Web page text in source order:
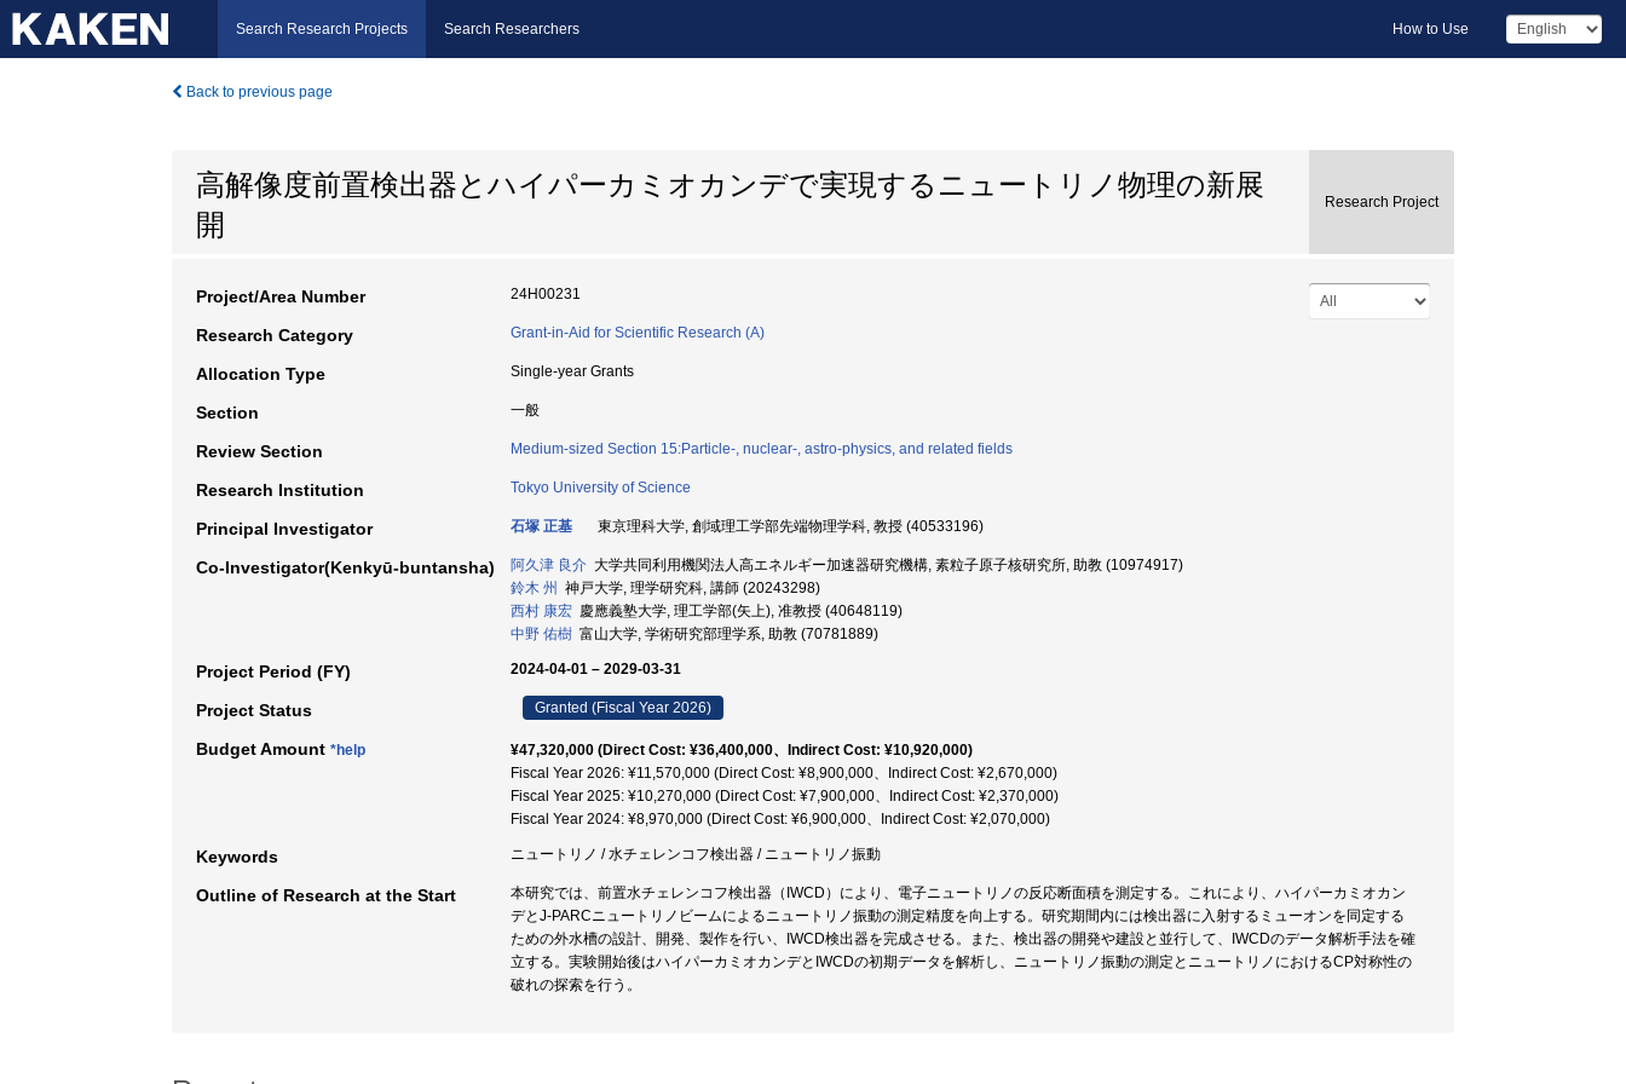
Search Research Projects Search Researchers How to Use
Back to previous page
高解像度前置検出器とハイパーカミオカンデで実現するニュートリノ物理の新展
開
Research Project
Project/Area Number 24H00231
Research Category Grant-in-Aid for Scientific Research (A)
Allocation Type Single-year Grants
Section 一般
Review Section Medium-sized Section 15:Particle-, nuclear-, astro-physics, and related fields
Research Institution Tokyo University of Science
Principal Investigator 石塚 正基 東京理科大学, 創域理工学部先端物理学科, 教授 (40533196)
Co-Investigator(Kenkyū-buntansha) 阿久津 良介 大学共同利用機関法人高エネルギー加速器研究機構, 素粒子原子核研究所, 助教 (10974917)
鈴木 州 神戸大学, 理学研究科, 講師 (20243298)
西村 康宏 慶應義塾大学, 理工学部(矢上), 准教授 (40648119)
中野 佑樹 富山大学, 学術研究部理学系, 助教 (70781889)
Project Period (FY) 2024-04-01 – 2029-03-31
Project Status Granted (Fiscal Year 2026)
Budget Amount *help
¥47,320,000 (Direct Cost: ¥36,400,000、Indirect Cost: ¥10,920,000)
Fiscal Year 2026: ¥11,570,000 (Direct Cost: ¥8,900,000、Indirect Cost: ¥2,670,000)
Fiscal Year 2025: ¥10,270,000 (Direct Cost: ¥7,900,000、Indirect Cost: ¥2,370,000)
Fiscal Year 2024: ¥8,970,000 (Direct Cost: ¥6,900,000、Indirect Cost: ¥2,070,000)
Keywords ニュートリノ / 水チェレンコフ検出器 / ニュートリノ振動
Outline of Research at the Start
本研究では、前置水チェレンコフ検出器（IWCD）により、電子ニュートリノの反応断面積を測定する。これにより、ハイパーカミオカン
デとJ-PARCニュートリノビームによるニュートリノ振動の測定精度を向上する。研究期間内には検出器に入射するミューオンを同定する
ための外水槽の設計、開発、製作を行い、IWCD検出器を完成させる。また、検出器の開発や建設と並行して、IWCDのデータ解析手法を確
立する。実験開始後はハイパーカミオカンデとIWCDの初期データを解析し、ニュートリノ振動の測定とニュートリノにおけるCP対称性の
破れの探索を行う。